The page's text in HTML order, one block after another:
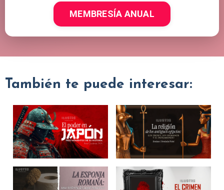
MEMBRESÍA ANUAL
También te puede interesar: